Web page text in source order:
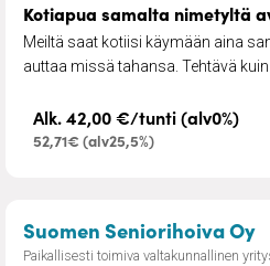
Kotiapua samalta nimetyltä
Meiltä saat kotiisi käymään aina
auttaa missä tahansa. Tehtävä kuin
Alk. 42,00 €/tunti (alv0%)
52,71€ (alv25,5%)
Suomen Seniorihoiva Oy
Paikallisesti toimiva valtakunnallinen